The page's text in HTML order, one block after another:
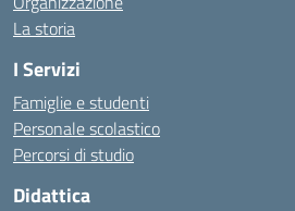
La storia
I Servizi
Famiglie e studenti
Personale scolastico
Percorsi di studio
Didattica